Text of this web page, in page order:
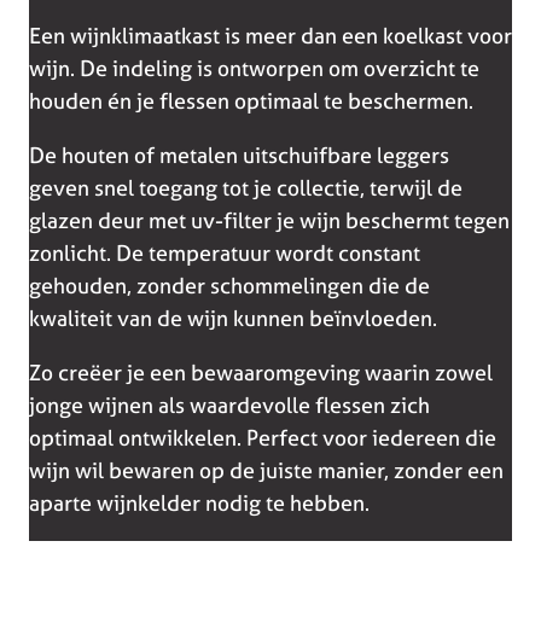
Een wijnklimaatkast is meer dan een koelkast voor
wijn. De indeling is ontworpen om overzicht te
houden én je flessen optimaal te beschermen.
De houten of metalen uitschuifbare leggers
geven snel toegang tot je collectie, terwijl de
glazen deur met uv-filter je wijn beschermt tegen
zonlicht. De temperatuur wordt constant
gehouden, zonder schommelingen die de
kwaliteit van de wijn kunnen beïnvloeden.
Zo creëer je een bewaaromgeving waarin zowel
jonge wijnen als waardevolle flessen zich
optimaal ontwikkelen. Perfect voor iedereen die
wijn wil bewaren op de juiste manier, zonder een
aparte wijnkelder nodig te hebben.